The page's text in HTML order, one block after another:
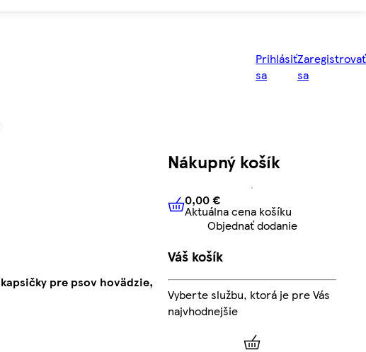
Prihlásiť
sa
Zaregistrovať
sa
pre psov hovädzie,
Nákupný košík
0,00 € Aktuálna cena košíku
0,00 €
Aktuálna cena košíku
Objednať dodanie
Váš košík
Vyberte službu, ktorá je pre Vás
najvhodnejšie